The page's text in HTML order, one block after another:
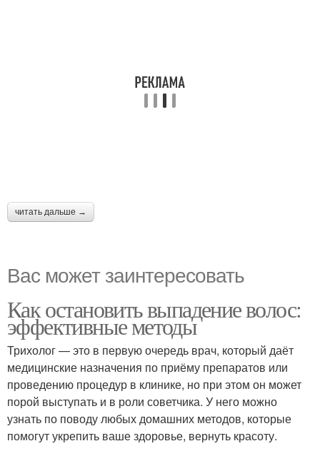
читать дальше →
Вас может заинтересовать
Как остановить выпадение волос:
эффективные методы
Трихолог — это в первую очередь врач, который даёт
медицинские назначения по приёму препаратов или
проведению процедур в клинике, но при этом он может
порой выступать и в роли советчика. У него можно
узнать по поводу любых домашних методов, которые
помогут укрепить ваше здоровье, вернуть красоту.